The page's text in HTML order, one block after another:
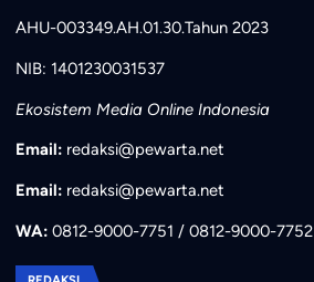
AHU-003349.AH.01.30.Tahun 2023
NIB: 1401230031537
Ekosistem Media Online Indonesia
Email: redaksi@pewarta.net
Email: redaksi@pewarta.net
WA:0812-9000-7751 / 0812-9000-7752